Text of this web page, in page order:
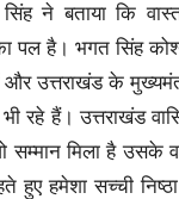
सिंह ने बताया कि
पल है। भगत सिंह
उत्तराखंड के
रहे हैं। उत्तराखंड
सम्मान मिला है उसके
हुए हमेशा सच्ची निष्ठा